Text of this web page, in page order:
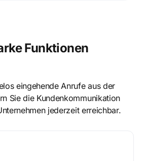
Funktionen
eingehende Anrufe aus der
Sie die Kundenkommunikation
jederzeit erreichbar.